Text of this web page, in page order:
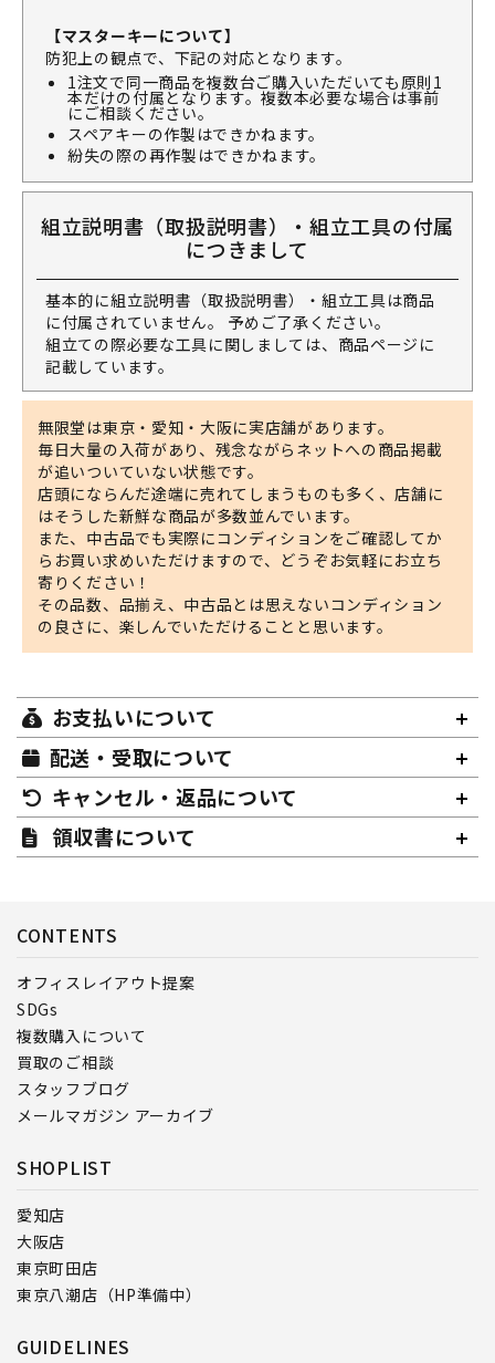
【マスターキーについて】
防犯上の観点で、下記の対応となります。
1注文で同一商品を複数台ご購入いただいても原則1
本だけの付属となります。複数本必要な場合は事前
にご相談ください。
スペアキーの作製はできかねます。
紛失の際の再作製はできかねます。
組立説明書（取扱説明書）・組立工具の付属
につきまして
基本的に組立説明書（取扱説明書）・組立工具は商品
に付属されていません。 予めご了承ください。
組立ての際必要な工具に関しましては、商品ページに
記載しています。
無限堂は東京・愛知・大阪に実店舗があります。
毎日大量の入荷があり、残念ながらネットへの商品掲載
が追いついていない状態です。
店頭にならんだ途端に売れてしまうものも多く、店舗に
はそうした新鮮な商品が多数並んでいます。
また、中古品でも実際にコンディションをご確認してか
らお買い求めいただけますので、どうぞお気軽にお立ち
寄りください！
その品数、品揃え、中古品とは思えないコンディション
の良さに、楽しんでいただけることと思います。
お支払いについて
配送・受取について
キャンセル・返品について
領収書について
CONTENTS
オフィスレイアウト提案
SDGs
複数購入について
買取のご相談
スタッフブログ
メールマガジン アーカイブ
SHOPLIST
愛知店
大阪店
東京町田店
東京八潮店（HP準備中）
GUIDELINES